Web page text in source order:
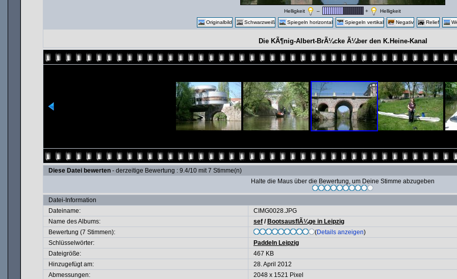
Helligkeit – +
Helligkeit
Originalbild
Schwarzweiß Spiegeln horizontal Spiegeln vertikal Negativ Relief
Die KÃ¶nig-Albert-BrÃ¼cke Ã¼ber den K.Heine-Kanal
Diese Datei bewerten - derzeitige Bewertung : 9.4/10 mit 7 Stimme(n)
Halte die Maus über die Bewertung, um Deine Stimme abzugeben
Datei-Information
Dateiname:
CIMG0028.JPG
Name des Albums:
sef / BootsausflÃ¼ge in Leipzig
Bewertung (7 Stimmen):
(Details anzeigen)
Schlüsselwörter:
Paddeln Leipzig
Dateigröße:
467 KB
Hinzugefügt am:
28. April 2012
Abmessungen:
2048 x 1521 Pixel